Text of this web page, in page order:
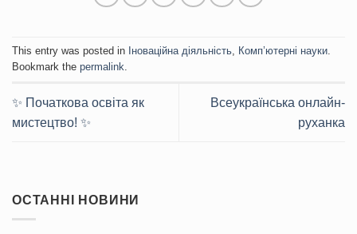
This entry was posted in Іноваційна діяльність Комп’ютерні науки
Bookmark the permalink
✨ Початкова освіта як
мистецтво! ✨
Всеукраїнська онлайн-
руханка
ОСТАННІ НОВИНИ